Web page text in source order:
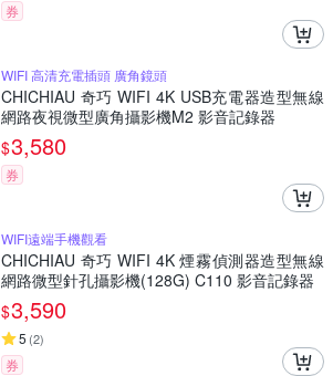
券
WIFI 高清充電插頭 廣角鏡頭
CHICHIAU 奇巧 WIFI 4K USB充電器造型無線
網路夜視微型廣角攝影機M2 影音記錄器
$3,580
券
WIFI遠端手機觀看
CHICHIAU 奇巧 WIFI 4K 煙霧偵測器造型無線
網路微型針孔攝影機(128G) C110 影音記錄器
$3,590
5 (2)
券